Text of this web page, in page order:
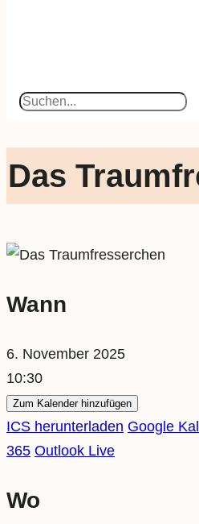
Suchen
Das
Wann
6. November 2025
10:30
Zum Kalender hinzufügen
ICS herunterladen Google
365 Outlook Live
Wo